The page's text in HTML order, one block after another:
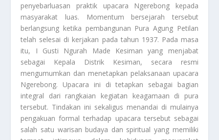
penyebarluasan praktik upacara Ngerebong kepada
masyarakat luas. Momentum bersejarah tersebut
berlangsung ketika pembangunan Pura Agung Petilan
telah selesai di kerjakan pada tahun 1937. Pada masa
itu, I Gusti Ngurah Made Kesiman yang menjabat
sebagai Kepala Distrik Kesiman, secara resmi
mengumumkan dan menetapkan pelaksanaan upacara
Ngerebong. Upacara ini di tetapkan sebagai bagian
integral dari rangkaian kegiatan keagamaan di pura
tersebut. Tindakan ini sekaligus menandai di mulainya
pengakuan formal terhadap upacara tersebut sebagai
salah satu warisan budaya dan spiritual yang memiliki